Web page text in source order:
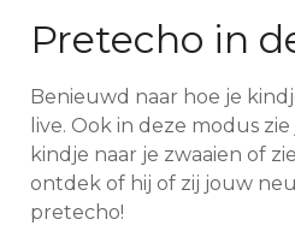
Pretecho in
Benieuwd naar hoe je
live. Ook in deze modus
kindje naar je zwaaien of
ontdek of hij of zij jouw
pretecho!